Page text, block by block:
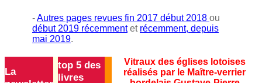
-Autres pages revues fin 2017 début 2018 ou
début 2019 récemmentet récemment, depuis
mai 2019.
La
top 5 des
livres
Vitraux des églises lotoises
réalisés par le Maître-verrier